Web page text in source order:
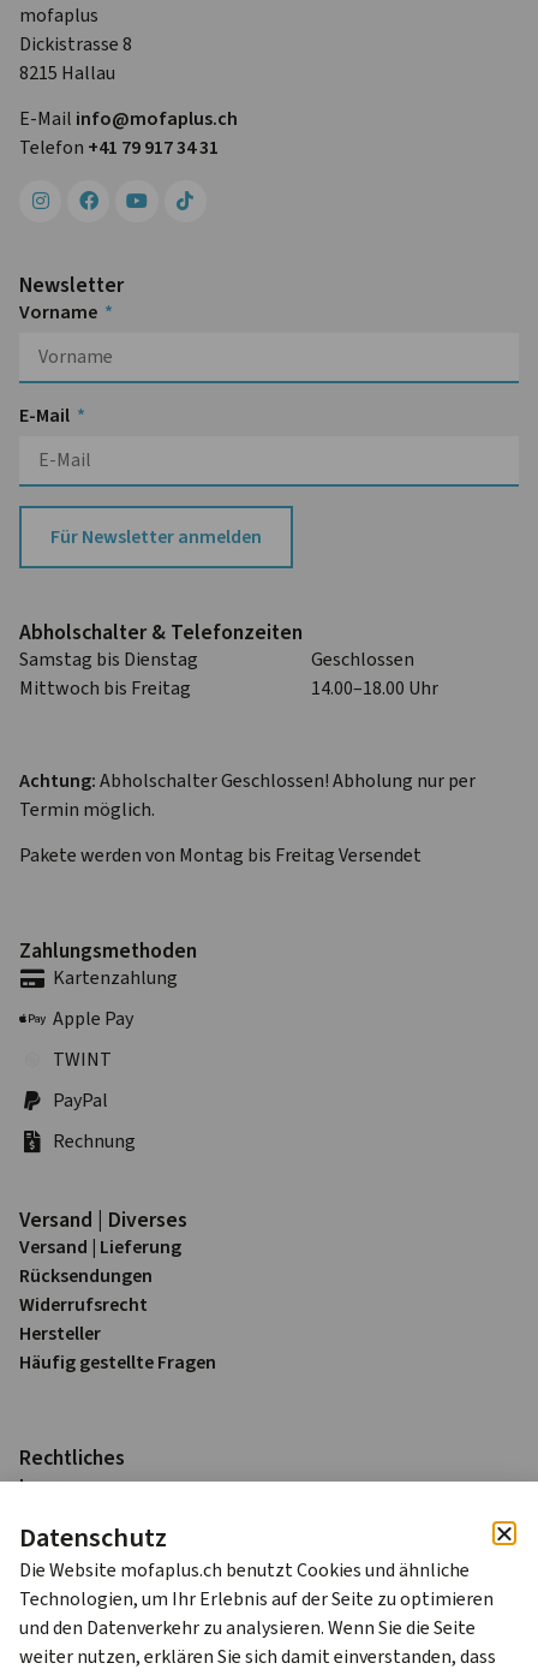
mofaplus
Dickistrasse 8
8215 Hallau
E-Mail info@mofa­plus.ch
Telefon +41 79 917 34 31
Newsletter
Vorname
E-Mail
Für Newsletter anmelden
Abhol­schalter & Telefon­zeiten
Samstag bis Dienstag
Geschlossen
Mittwoch bis Freitag
14.00–18.00 Uhr
Achtung:Abholschalter Geschlossen! Abholung nur per
Termin möglich.
Pakete werden von Montag bis Freitag Versendet
Zahlungs­methoden
Karten­zahlung
Apple Pay
TWINT
PayPal
Rechnung
Versand | Diverses
Versand | Lieferung
Rück­sendungen
Widerrufs­recht
Hersteller
Häufig gestellte Fragen
Rechtliches
Impressum
AGB
Alle Preise sind in Schweizer Franken (CHF) inkl. 8.1% MWST
zzgl. Versandkosten.
Datenschutz
Die Website mofaplus.ch benutzt Cookies und ähnliche
Technologien, um Ihr Erlebnis auf der Seite zu optimieren
und den Datenverkehr zu analysieren. Wenn Sie die Seite
weiter nutzen, erklären Sie sich damit einverstanden, dass